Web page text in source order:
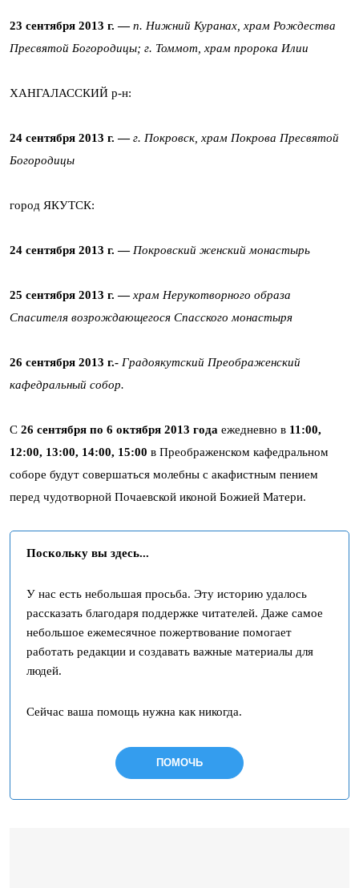
23 сентября 2013 г. —п. Нижний Куранах, храм Рождества
Пресвятой Богородицы; г. Томмот, храм пророка Илии
ХАНГАЛАССКИЙ р-н:
24 сентября 2013 г. —г. Покровск, храм Покрова Пресвятой
Богородицы
город ЯКУТСК:
24 сентября 2013 г. — Покровский женский монастырь
25 сентября 2013 г. —храм Нерукотворного образа
Спасителя возрождающегося Спасского монастыря
26 сентября 2013 г.- Градоякутский Преображенский
кафедральный собор.
C 26 cентября по 6 октября 2013 года ежедневно в 11:00,
12:00, 13:00, 14:00, 15:00 в Преображенском кафедральном
соборе будут совершаться молебны с акафистным пением
перед чудотворной Почаевской иконой Божией Матери.
Поскольку вы здесь...
У нас есть небольшая просьба. Эту историю удалось
рассказать благодаря поддержке читателей. Даже самое
небольшое ежемесячное пожертвование помогает
работать редакции и создавать важные материалы для
людей.
Сейчас ваша помощь нужна как никогда.
ПОМОЧЬ